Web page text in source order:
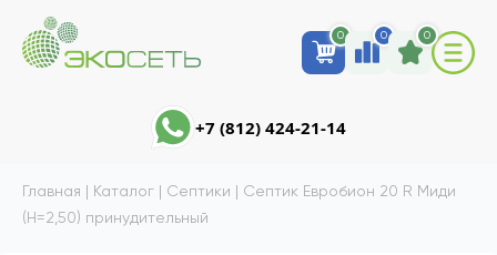
0 0 0
+7 (812) 424-21-14
Главная | Каталог | Септики | Септик Евробион 20 R Миди
(Н=2,50) принудительный